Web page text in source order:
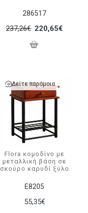
286517
237,26€ 220,65€
Δείτε παρόμοια
Ε8205
Flora κομοδίνο με
μεταλλική βάση σε
σκούρο καρυδί ξύλο
55,35€